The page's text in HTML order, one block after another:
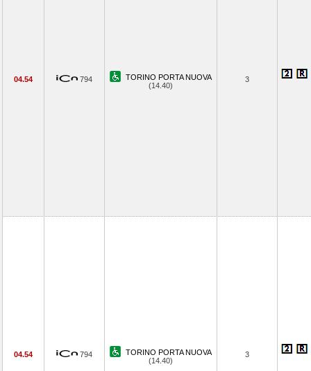
04.54 794
TORINO PORTA NUOVA
(14.40)
3
04.54 794
TORINO PORTA NUOVA
(14.40)
3